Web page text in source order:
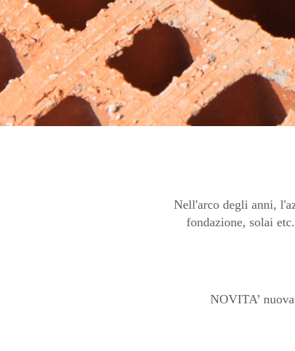
Nell'arco degli anni,
fondazione, solai
NOVITA’